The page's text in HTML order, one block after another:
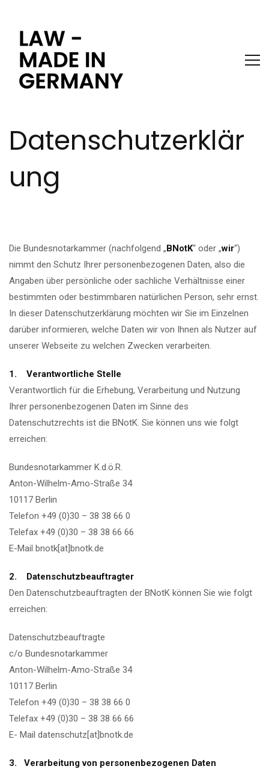
Datenschutzerklär
ung
Die Bundesnotarkammer (nachfolgend „BNotK“ oder „wir“)
nimmt den Schutz Ihrer personenbezogenen Daten, also die
Angaben über persönliche oder sachliche Verhältnisse einer
bestimmten oder bestimmbaren natürlichen Person, sehr ernst.
In dieser Datenschutzerklärung möchten wir Sie im Einzelnen
darüber informieren, welche Daten wir von Ihnen als Nutzer auf
unserer Webseite zu welchen Zwecken verarbeiten.
1. Verantwortliche Stelle
Verantwortlich für die Erhebung, Verarbeitung und Nutzung
Ihrer personenbezogenen Daten im Sinne des
Datenschutzrechts ist die BNotK. Sie können uns wie folgt
erreichen:
Bundesnotarkammer K.d.ö.R.
Anton-Wilhelm-Amo-Straße 34
10117 Berlin
Telefon +49 (0)30 – 38 38 66 0
Telefax +49 (0)30 – 38 38 66 66
E-Mail bnotk[at]bnotk.de
2.
Datenschutzbeauftragter
Den Datenschutzbeauftragten der BNotK können Sie wie folgt
erreichen:
Datenschutzbeauftragte
c/o Bundesnotarkammer
Anton-Wilhelm-Amo-Straße 34
10117 Berlin
Telefon +49 (0)30 – 38 38 66 0
Telefax +49 (0)30 – 38 38 66 66
E- Mail datenschutz[at]bnotk.de
3. Verarbeitung von personenbezogenen Daten